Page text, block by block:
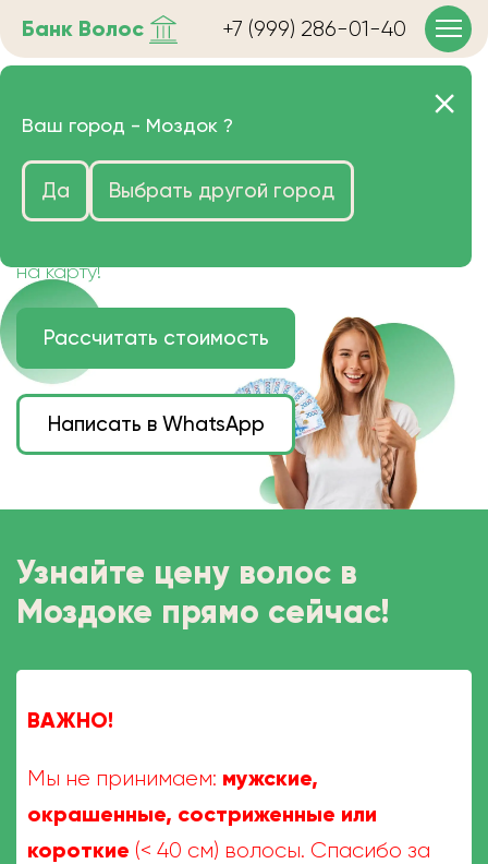
Банк Волос +7 (999) 286-01-40
Продать волосы в Моздоке
очень дорого
Цена зависит от длины, цвета и структуры
на карту!
Рассчитать стоимость
Написать в WhatsApp
Узнайте цену волос в
Моздоке прямо сейчас!
ВАЖНО!
Мы не принимаем: мужские,
окрашенные, состриженные или
короткие (< 40 см) волосы. Спасибо за
Ваш город - Моздок ?
Да Выбрать другой город